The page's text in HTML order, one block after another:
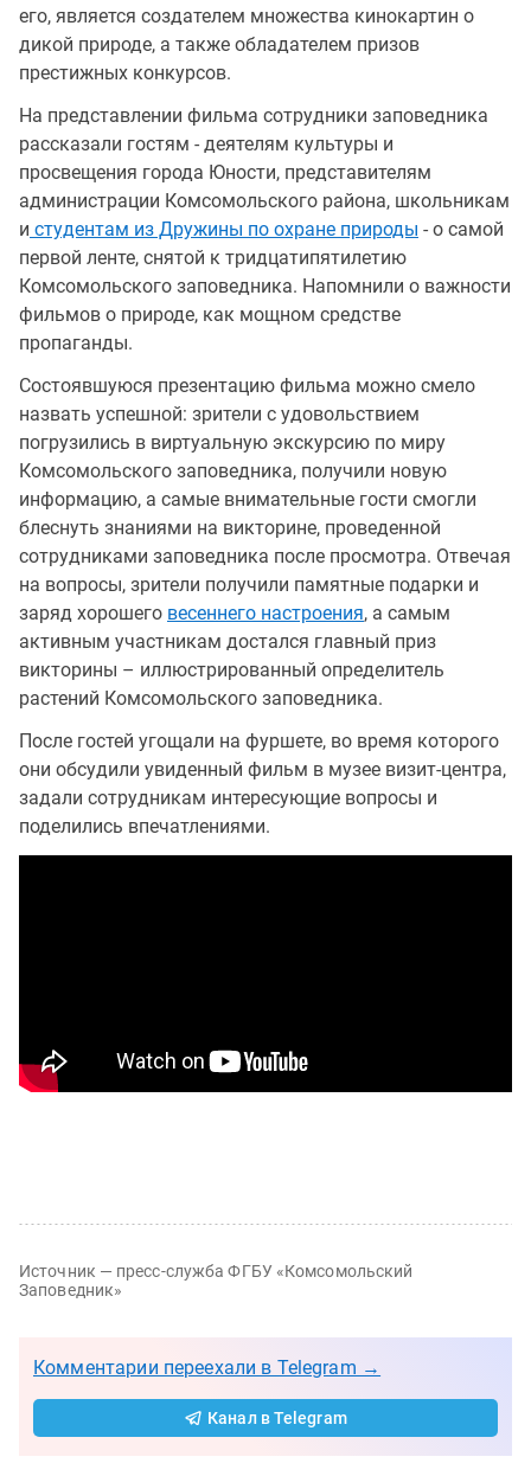
его, является создателем множества кинокартин о
дикой природе, а также обладателем призов
престижных конкурсов.
На представлении фильма сотрудники заповедника
рассказали гостям - деятелям культуры и
просвещения города Юности, представителям
администрации Комсомольского района, школьникам
и студентам из Дружины по охране природы - о самой
первой ленте, снятой к тридцатипятилетию
Комсомольского заповедника. Напомнили о важности
фильмов о природе, как мощном средстве
пропаганды.
Состоявшуюся презентацию фильма можно смело
назвать успешной: зрители с удовольствием
погрузились в виртуальную экскурсию по миру
Комсомольского заповедника, получили новую
информацию, а самые внимательные гости смогли
блеснуть знаниями на викторине, проведенной
сотрудниками заповедника после просмотра. Отвечая
на вопросы, зрители получили памятные подарки и
заряд хорошего весеннего настроения, а самым
активным участникам достался главный приз
викторины – иллюстрированный определитель
растений Комсомольского заповедника.
После гостей угощали на фуршете, во время которого
они обсудили увиденный фильм в музее визит-центра,
задали сотрудникам интересующие вопросы и
поделились впечатлениями.
Источник — пресс-служба ФГБУ «Комсомольский
Заповедник»
Комментарии переехали в Telegram →
Канал в Telegram